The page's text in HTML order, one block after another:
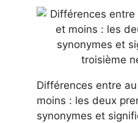
Différences entre
moins : les deux
synonymes et